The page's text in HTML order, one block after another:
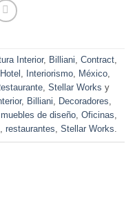
Interior, Billiani Contract
Hotel Interiorismo México
, Stellar Works y
, Billiani Decoradores
muebles de diseño Oficinas
restaurantes Stellar Works